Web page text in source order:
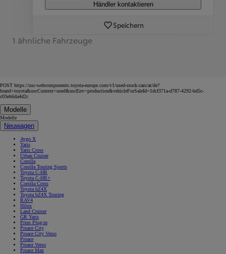
Händler kontaktieren
Speichern
1 ähnliche Fahrzeuge
POST https://usc-webcomponents.toyota-europe.com/v1/used-stock-cars/at/de?
brand=toyota&uscContext=used&uscEnv=production&vehicleForSaleId=1dcf371a-d787-4292-bd5c-
c03eb6da4d2c
Modelle
Modelle
Neuwagen
Aygo X
Yaris
Yaris Cross
Urban Cruiser
Corolla
Corolla Touring Sports
Toyota C-HR
Toyota C-HR+
Corolla Cross
Toyota bZ4X
Toyota bZ4X Touring
RAV4
Hilux
Land Cruiser
GR Yaris
Prius Plug-in
Proace City
Proace City Verso
Proace
Proace Verso
Proace Max